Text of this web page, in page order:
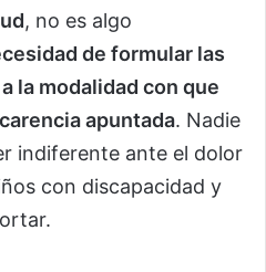
, no es algo
de formular las
la modalidad con que
apuntada. Nadie
indiferente ante el dolor
con discapacidad y